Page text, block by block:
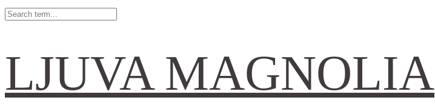
LJUVA MAGNOLIA